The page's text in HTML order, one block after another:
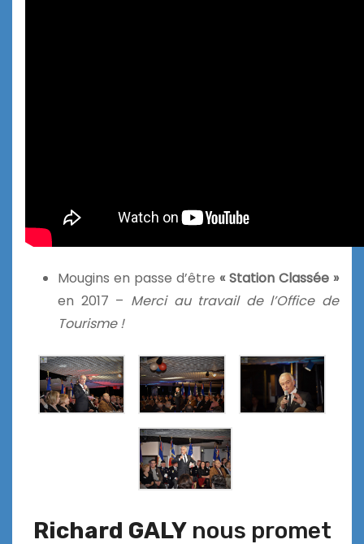
Mougins en passe d’être « Station Classée »
en 2017 – Merci au travail de l’Office de
Tourisme !
Richard GALYnous promet